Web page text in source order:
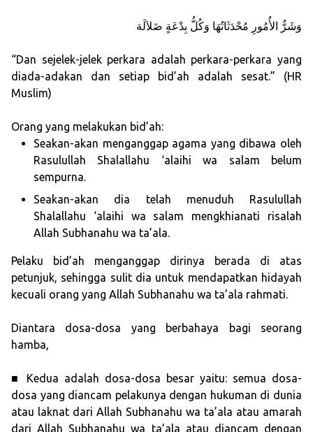
ﻭَﺷَﺮُّ ﺍﻷُﻣُﻮﺭِ ﻣُﺤْﺪَﺛَﺎﺗُﻬَﺎ ﻭَﻛُﻞُّ ﺑِﺪْﻋَﺔٍ ﺿَﻼَﻟَﺔ
“Dan sejelek-jelek perkara adalah perkara-perkara yang
diada-adakan dan setiap bid’ah adalah sesat.” (HR
Muslim)
Orang yang melakukan bid’ah:
Seakan-akan menganggap agama yang dibawa oleh
Rasulullah Shalallahu ‘alaihi wa salam belum
sempurna.
Seakan-akan dia telah menuduh Rasulullah
Shalallahu ‘alaihi wa salam mengkhianati risalah
Allah Subhanahu wa ta’ala.
Pelaku bid’ah menganggap dirinya berada di atas
petunjuk, sehingga sulit dia untuk mendapatkan hidayah
kecuali orang yang Allah Subhanahu wa ta’ala rahmati.
Diantara dosa-dosa yang berbahaya bagi seorang
hamba,
■ Kedua adalah dosa-dosa besar yaitu: semua dosa-
dosa yang diancam pelakunya dengan hukuman di dunia
atau laknat dari Allah Subhanahu wa ta’ala atau amarah
dari Allah Subhanahu wa ta’ala atau diancam dengan